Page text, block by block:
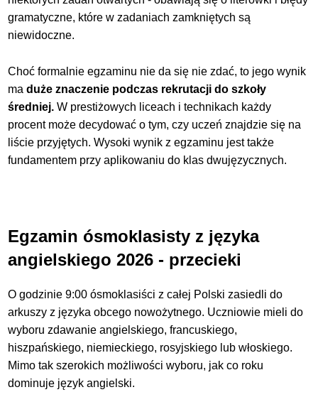
gramatyczne, które w zadaniach zamkniętych są
niewidoczne.
Choć formalnie egzaminu nie da się nie zdać, to jego wynik
maduże znaczenie podczas rekrutacji do szkoły
średniej. W prestiżowych liceach i technikach każdy
procent może decydować o tym, czy uczeń znajdzie się na
liście przyjętych. Wysoki wynik z egzaminu jest także
fundamentem przy aplikowaniu do klas dwujęzycznych.
Egzamin ósmoklasisty z języka
angielskiego 2026 - przecieki
O godzinie 9:00 ósmoklasiści z całej Polskizasiedli do
arkuszy z języka obcego nowożytnego. Uczniowie mieli do
wyboru zdawanie angielskiego, francuskiego,
hiszpańskiego, niemieckiego, rosyjskiego lub włoskiego.
Mimo tak szerokich możliwości wyboru, jak co roku
dominuje język angielski.